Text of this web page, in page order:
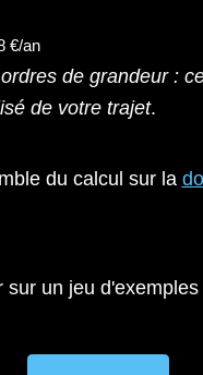
€/an
de grandeur :
de votre trajet.
du calcul sur la
un jeu